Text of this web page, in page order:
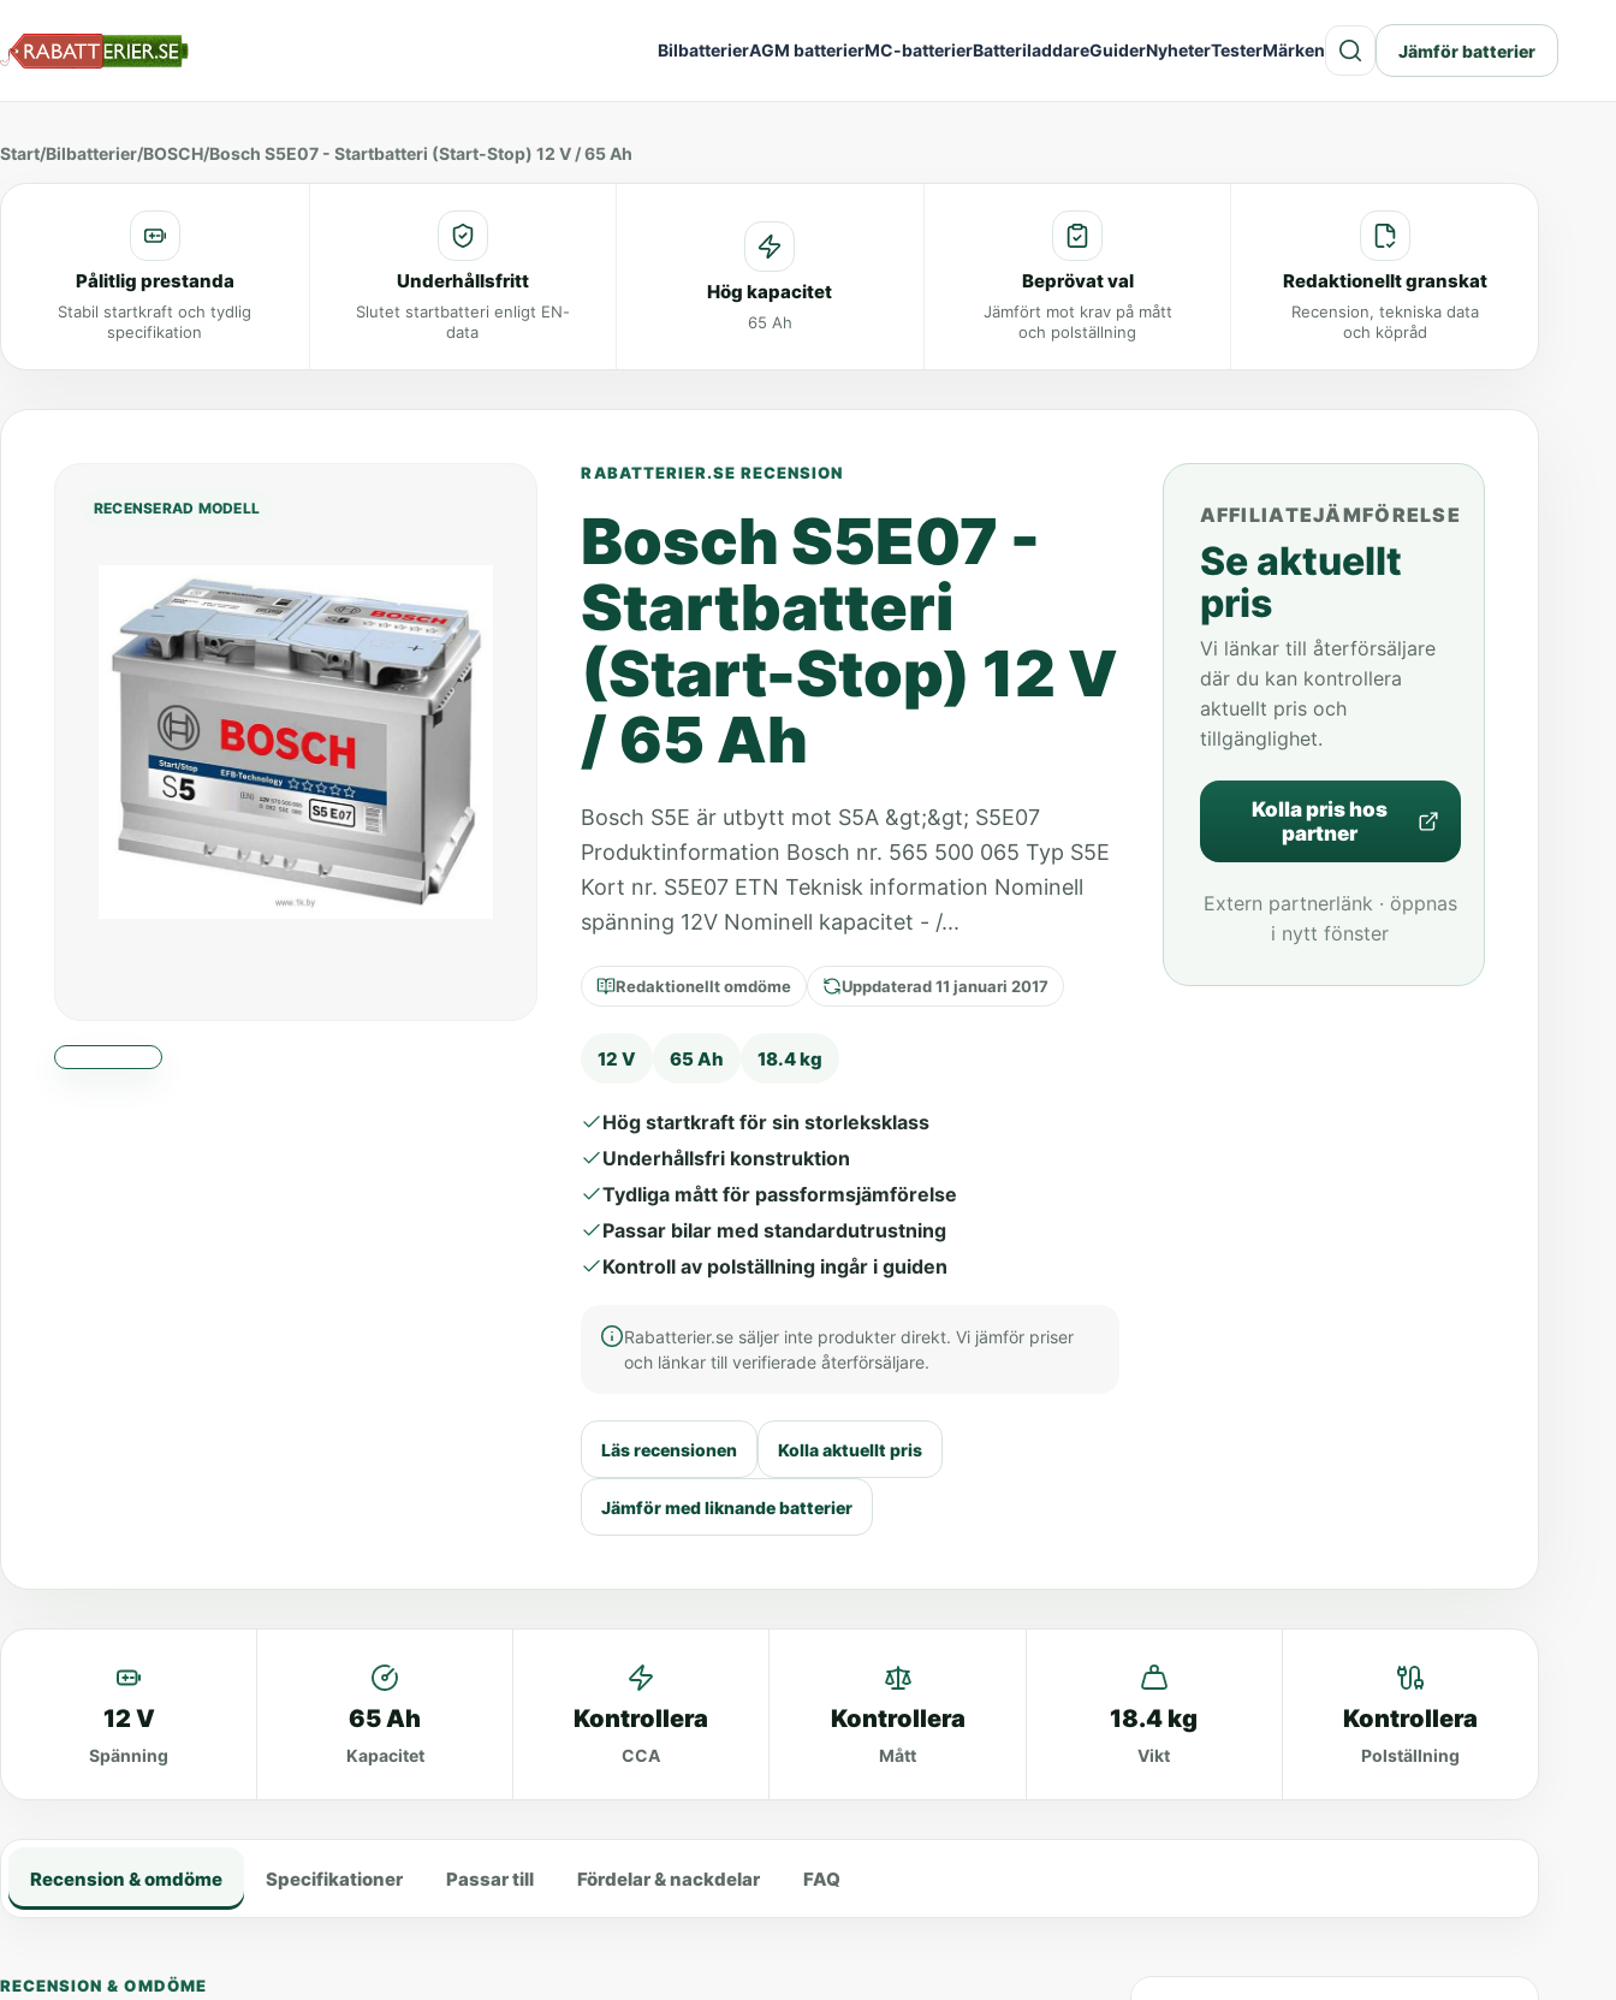
BilbatterierAGM batterierMC-batterierBatteriladdareGuiderNyheterTesterMärken Jämför batterier
Start/Bilbatterier/BOSCH/Bosch S5E07 - Startbatteri (Start-Stop) 12 V / 65 Ah
Pålitlig prestanda
Stabil startkraft och tydlig
specifikation
Underhållsfritt
Slutet startbatteri enligt EN-
data
Hög kapacitet
65 Ah
Beprövat val
Jämfört mot krav på mått
och polställning
Redaktionellt granskat
Recension, tekniska data
och köpråd
RECENSERAD MODELL
RABATTERIER.SE RECENSION
Bosch S5E07 -
Startbatteri
(Start-Stop) 12 V
/ 65 Ah
Bosch S5E är utbytt mot S5A &gt;&gt; S5E07
Produktinformation Bosch nr. 565 500 065 Typ S5E
Kort nr. S5E07 ETN Teknisk information Nominell
spänning 12V Nominell kapacitet - /...
Redaktionellt omdöme Uppdaterad 11 januari 2017
12 V 65 Ah 18.4 kg
Hög startkraft för sin storleksklass
Underhållsfri konstruktion
Tydliga mått för passformsjämförelse
Passar bilar med standardutrustning
Kontroll av polställning ingår i guiden
Rabatterier.se säljer inte produkter direkt. Vi jämför priser
och länkar till verifierade återförsäljare.
Läs recensionen Kolla aktuellt pris
Jämför med liknande batterier
AFFILIATEJÄMFÖRELSE
Se aktuellt
pris
Vi länkar till återförsäljare
där du kan kontrollera
aktuellt pris och
tillgänglighet.
Kolla pris hos
partner
Extern partnerlänk · öppnas
i nytt fönster
12 V
Spänning
65 Ah
Kapacitet
Kontrollera
CCA
Kontrollera
Mått
18.4 kg
Vikt
Kontrollera
Polställning
Recension & omdöme Specifikationer Passar till Fördelar & nackdelar FAQ
RECENSION & OMDÖME